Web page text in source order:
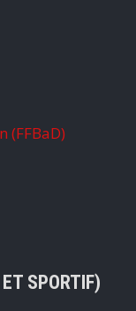
(FFBaD)
SPORTIF)